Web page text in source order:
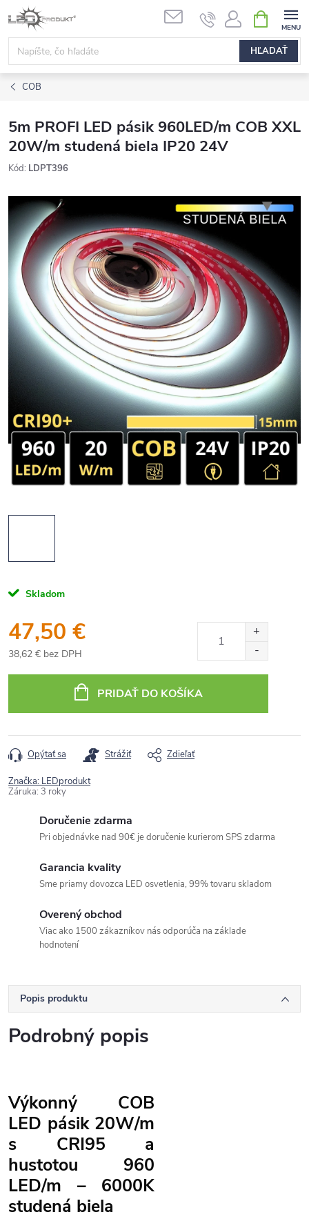
Prejsť
na
obsah
HĽADAŤ
KOŠÍK
COB
5m PROFI LED pásik 960LED/m COB XXL
20W/m studená biela IP20 24V
Kód: LDPT396
Skladom
47,50 €
38,62 € bez DPH
cena:
PRIDAŤ DO KOŠÍKA
Opýtať sa Strážiť Zdieľať
Značka: LEDprodukt
Záruka: 3 roky
Doručenie zdarma
Pri objednávke nad 90€ je doručenie kurierom SPS zdarma
Garancia kvality
Sme priamy dovozca LED osvetlenia, 99% tovaru skladom
Overený obchod
Viac ako 1500 zákazníkov nás odporúča na základe
hodnotení
Popis produktu
Podrobný popis
Výkonný COB
LED pásik 20W/m
s CRI95 a
hustotou 960
LED/m – 6000K
studená biela